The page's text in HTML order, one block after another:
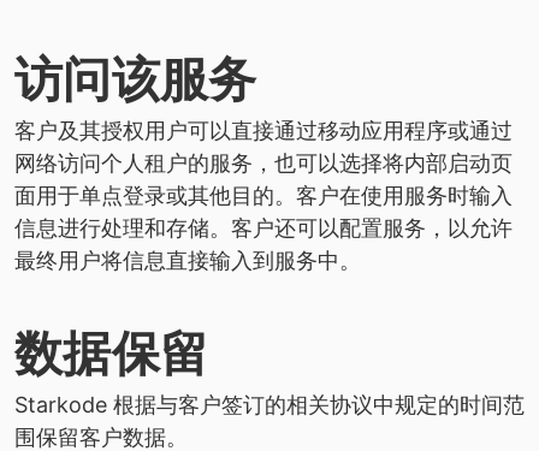
访问该服务
客户及其授权用户可以直接通过移动应用程序或通过
网络访问个人租户的服务，也可以选择将内部启动页
面用于单点登录或其他目的。客户在使用服务时输入
信息进行处理和存储。客户还可以配置服务，以允许
最终用户将信息直接输入到服务中。
数据保留
Starkode 根据与客户签订的相关协议中规定的时间范
围保留客户数据。